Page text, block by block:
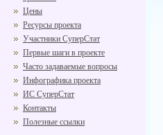
Цены
Ресурсы проекта
Участники СуперСтат
Первые шаги в проекте
Часто задаваемые вопросы
Инфографика проекта
ИС СуперСтат
Контакты
Полезные ссылки